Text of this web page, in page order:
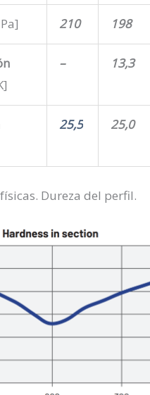
210 198
– 13,3
25,5 25,0
Dureza del perfil.